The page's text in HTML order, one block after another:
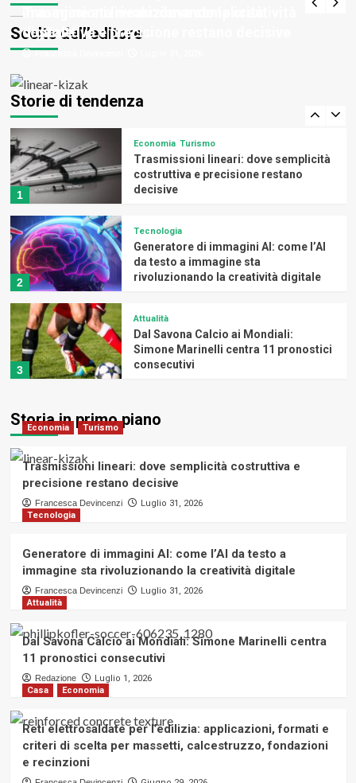
Scelte dell’editore
Trasmissioni lineari: dove semplicità
costruttiva e precisione restano decisive
Francesca Devincenzi
immagine sta rivoluzionando la creatività
digitale
Francesca Devincenzi
Storie di tendenza
4
scelta per massetti, calcestruzzo,
5
1
Economia Turismo
Trasmissioni lineari: dove semplicità
costruttiva e precisione restano
decisive
2
Tecnologia
Generatore di immagini AI: come l’AI
da testo a immagine sta
rivoluzionando la creatività digitale
3
Attualità
Dal Savona Calcio ai Mondiali:
Simone Marinelli centra 11 pronostici
consecutivi
4
Reti elettrosaldate per l’edilizia:
fondazioni e recinzioni
Benessere
1
Trasmissioni lineari: dove semplicità
decisive
2
Generatore di immagini AI: come l’AI
rivoluzionando la creatività digitale
Storia in primo piano
Economia Turismo
Trasmissioni lineari: dove semplicità costruttiva e
precisione restano decisive
Francesca Devincenzi
Luglio 31, 2026
Tecnologia
Generatore di immagini AI: come l’AI da testo a
immagine sta rivoluzionando la creatività digitale
Francesca Devincenzi
Luglio 31, 2026
Attualità
Dal Savona Calcio ai Mondiali: Simone Marinelli centra
11 pronostici consecutivi
Redazione
Luglio 1, 2026
Casa
Economia
Reti elettrosaldate per l’edilizia: applicazioni, formati e
criteri di scelta per massetti, calcestruzzo, fondazioni
e recinzioni